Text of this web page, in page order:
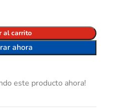
al carrito
ahora
este producto ahora!